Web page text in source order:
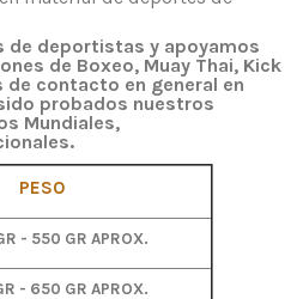
de deportistas y apoyamos
de Boxeo, Muay Thai, Kick
de contacto en general en
probados nuestros
Mundiales,
PESO
- 550 GR APROX.
- 650 GR APROX.